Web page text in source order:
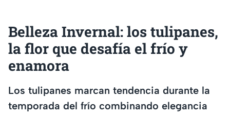
Belleza Invernal: los tulipanes,
la flor que desafía el frío y
enamora
Los tulipanes marcan tendencia durante la
temporada del frío combinando elegancia